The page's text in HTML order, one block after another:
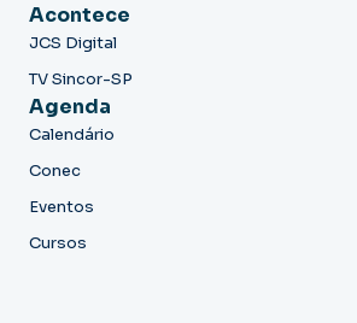
Acontece
JCS Digital
TV Sincor-SP
Agenda
Calendário
Conec
Eventos
Cursos